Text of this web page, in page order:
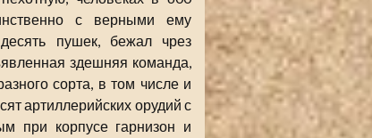
с верными ему
пушек, бежал чрез
здешняя команда,
сорта, в том числе и
артиллерийских орудий с
при корпусе гарнизон и